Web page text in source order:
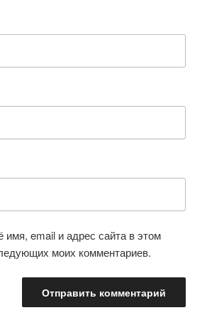
имя, email и адрес сайта в этом
моих комментариев.